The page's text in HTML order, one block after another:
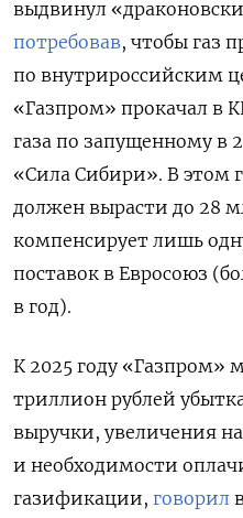
выдвинул
потребовав, чтобы газ
по внутрироссийским
«Газпром» прокачал в
газа по запущенному в
«Сила Сибири». В этом
должен вырасти до 28
компенсирует лишь
поставок в Евросоюз
в год).
К 2025 году «Газпром»
триллион рублей
выручки, увеличения
и необходимости
газификации, говорил